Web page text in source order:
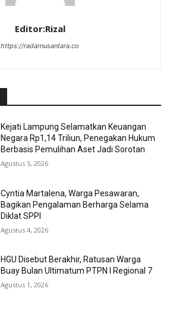
Editor:Rizal
https://radarnusantara.co
Kejati Lampung Selamatkan Keuangan
Negara Rp1,14 Triliun, Penegakan Hukum
Berbasis Pemulihan Aset Jadi Sorotan
Agustus 5, 2026
Cyntia Martalena, Warga Pesawaran,
Bagikan Pengalaman Berharga Selama
Diklat SPPI
Agustus 4, 2026
HGU Disebut Berakhir, Ratusan Warga
Buay Bulan Ultimatum PTPN I Regional 7
Agustus 1, 2026